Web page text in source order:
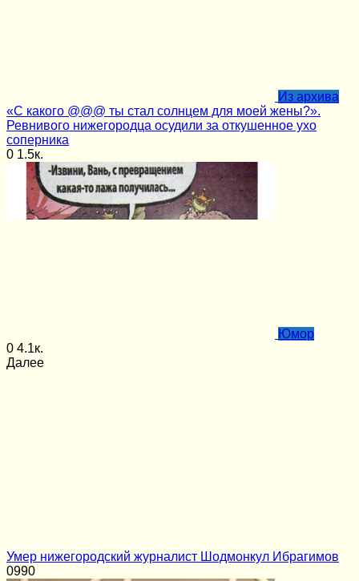
Из архива
«С какого @@@ ты стал солнцем для моей жены?».
Ревнивого нижегородца осудили за откушенное ухо
соперника
0 1.5к.
Юмор
0 4.1к.
Далее
Умер нижегородский журналист Шодмонкул Ибрагимов
0990